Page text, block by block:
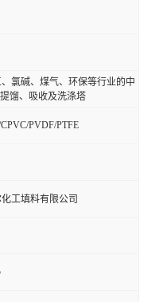
氯碱、煤气、环保等行业的中
馏、吸收及洗涤塔
PVDF/PTFE
工填料有限公司